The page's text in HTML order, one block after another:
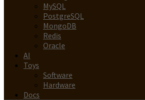
MySQL
PostgreSQL
MongoDB
Redis
Oracle
AI
Toys
Software
Hardware
Docs